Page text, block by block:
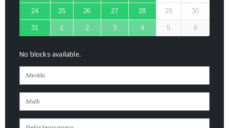
24 25 26 27 28 29 30
31 1 2 3 4 5 6
No blocks available.